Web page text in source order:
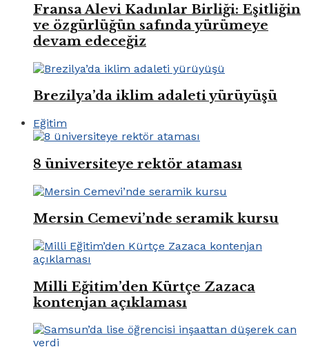
Fransa Alevi Kadınlar Birliği: Eşitliğin
ve özgürlüğün safında yürümeye
devam edeceğiz
Brezilya’da iklim adaleti yürüyüşü
Eğitim
8 üniversiteye rektör ataması
Mersin Cemevi’nde seramik kursu
Milli Eğitim’den Kürtçe Zazaca
kontenjan açıklaması